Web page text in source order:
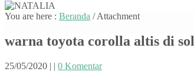
You are here : Beranda / Attachment
warna toyota corolla altis di
25/05/2020 | | 0 Komentar